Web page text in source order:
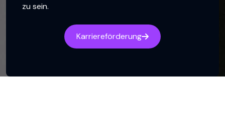
zu sein.
Karriereförderung